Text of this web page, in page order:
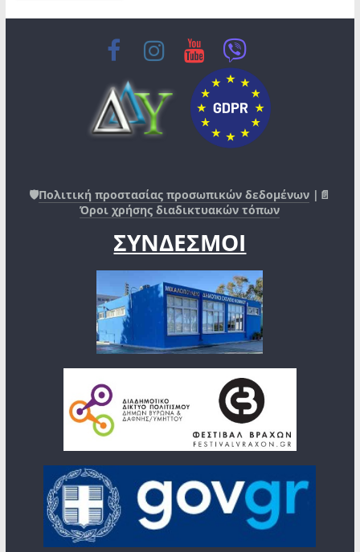
🛡️Πολιτική προστασίας προσωπικών δεδομένων |📄
Όροι χρήσης διαδικτυακών τόπων
ΣΥΝΔΕΣΜΟΙ